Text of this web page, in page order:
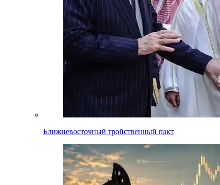
Ближневосточный тройственный пакт